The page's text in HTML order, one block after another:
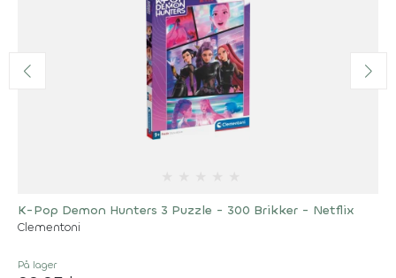
K-Pop Demon Hunters 3 Puzzle - 300 Brikker - Netflix
Clementoni
På lager